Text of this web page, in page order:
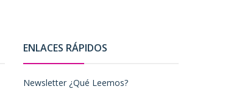
ENLACES RÁPIDOS
Newsletter ¿Qué Leemos?